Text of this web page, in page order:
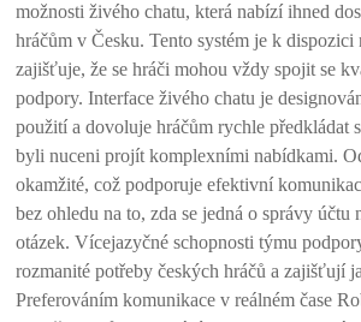
možnosti živého chatu, která nabízí ihned
hráčům v Česku. Tento systém je k dispozici
zajišťuje, že se hráči mohou vždy spojit se
podpory. Interface živého chatu je
použití a dovoluje hráčům rychle předkládat
byli nuceni projít komplexními nabídkami.
okamžité, což podporuje efektivní
bez ohledu na to, zda se jedná o správy účtu
otázek. Vícejazyčné schopnosti týmu
rozmanité potřeby českých hráčů a zajišťují
Preferováním komunikace v reálném čase